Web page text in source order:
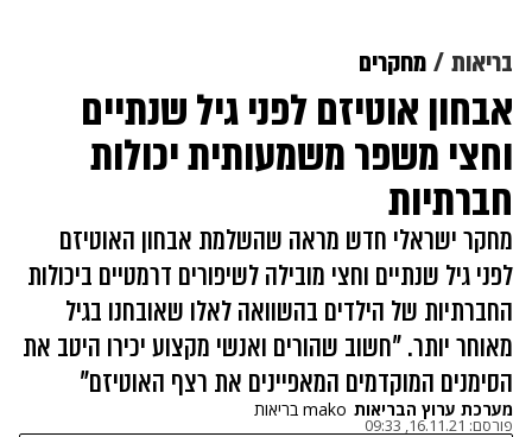
בריאות מחקרים
אבחון אוטיזם לפני גיל שנתיים
וחצי משפר משמעותית יכולות
חברתיות
מחקר ישראלי חדש מראה שהשלמת אבחון האוטיזם
לפני גיל שנתיים וחצי מובילה לשיפורים דרמטיים ביכולות
החברתיות של הילדים בהשוואה לאלו שאובחנו בגיל
מאוחר יותר. "חשוב שהורים ואנשי מקצוע יכירו היטב את
הסימנים המוקדמים המאפיינים את רצף האוטיזם"
מערכת ערוץ הבריאות mako בריאות
פורסם: 16.11.21, 09:33